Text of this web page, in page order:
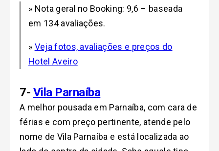
» Nota geral no Booking: 9,6 – baseada
em 134 avaliações.
» Veja fotos, avaliações e preços do
Hotel Aveiro
7- Vila Parnaíba
A melhor pousada em Parnaíba, com cara de
férias e com preço pertinente, atende pelo
nome de Vila Parnaíba e está localizada ao